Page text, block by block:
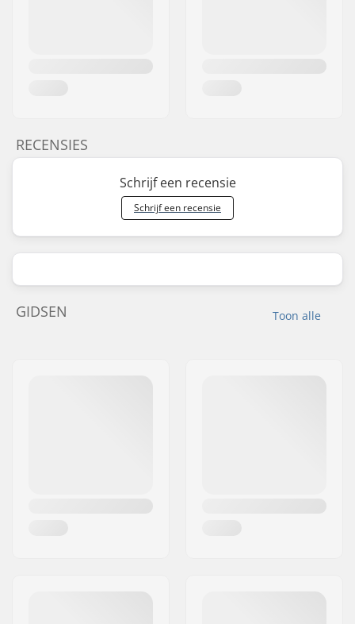
RECENSIES
Schrijf een recensie
Schrijf een recensie
Toon alle
GIDSEN